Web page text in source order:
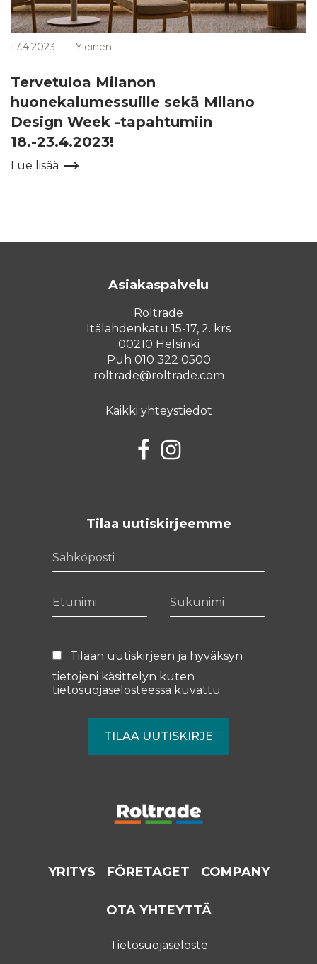
17.4.2023 Yleinen
Tervetuloa Milanon
huonekalumessuille sekä Milano
Design Week -tapahtumiin
18.-23.4.2023!
Lue lisää
Asiakaspalvelu
Roltrade
Itälahdenkatu 15-17, 2. krs
00210 Helsinki
Puh 010 322 0500
roltrade@roltrade.com
Kaikki yhteystiedot
FacebookInstagram
Tilaa uutiskirjeemme
Tilaan uutiskirjeen ja hyväksyn
tietojeni käsittelyn kuten
tietosuojaselosteessa kuvattu
YRITYS FÖRETAGET COMPANY
OTA YHTEYTTÄ
Tietosuojaseloste